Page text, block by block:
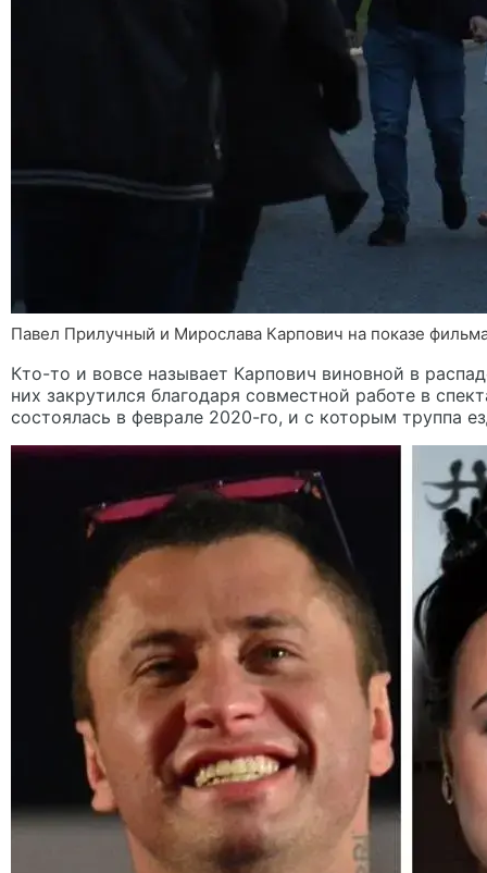
Павел Прилучный и Мирослава Карпович на показе
Кто-то и вовсе называет Карпович виновной в
них закрутился благодаря совместной работе в
состоялась в феврале 2020-го, и с которым труппа